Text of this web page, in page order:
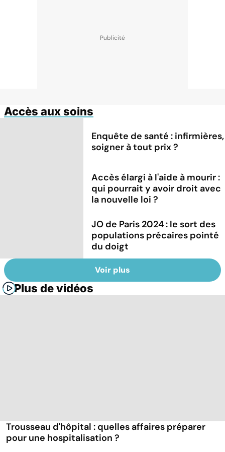
Accès aux soins
Enquête de santé : infirmières,
soigner à tout prix ?
Accès élargi à l'aide à mourir :
qui pourrait y avoir droit avec
la nouvelle loi ?
JO de Paris 2024 : le sort des
populations précaires pointé
du doigt
Voir plus
Plus de vidéos
Trousseau d'hôpital : quelles affaires préparer
pour une hospitalisation ?